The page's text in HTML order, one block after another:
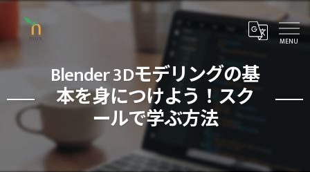
Blender 3Dモデリングの基
本を身につけよう！スク
ールで学ぶ方法